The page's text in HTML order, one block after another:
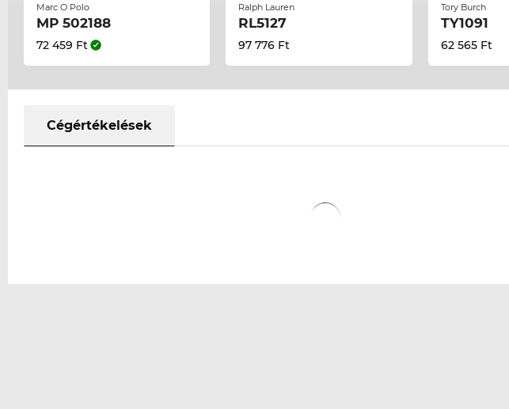
Marc O Polo
MP 502188
72 459 Ft
Ralph Lauren
RL5127
97 776 Ft
Tory Burch
TY1091
62 565 Ft
Cégértékelések